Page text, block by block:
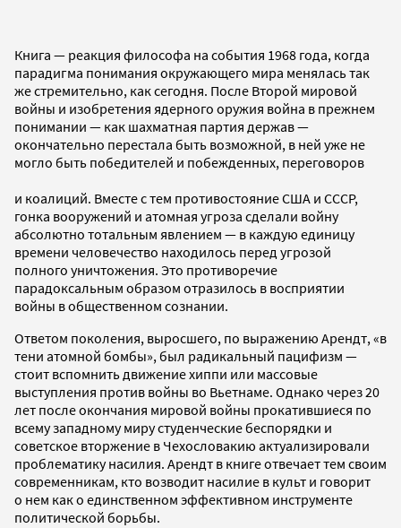
Книга — реакция философа на события 1968 года, когда
парадигма понимания окружающего мира менялась так
же стремительно, как сегодня. После Второй мировой
войны и изобретения ядерного оружия война в прежнем
понимании — как шахматная партия держав —
окончательно перестала быть возможной, в ней уже не
могло быть победителей и побежденных, переговоров
и коалиций. Вместе с тем противостояние США и СССР,
гонка вооружений и атомная угроза сделали войну
абсолютно тотальным явлением — в каждую единицу
времени человечество находилось перед угрозой
полного уничтожения. Это противоречие
парадоксальным образом отразилось в восприятии
войны в общественном сознании.
Ответом поколения, выросшего, по выражению Арендт, «в
тени атомной бомбы», был радикальный пацифизм —
стоит вспомнить движение хиппи или массовые
выступления против войны во Вьетнаме. Однако через 20
лет после окончания мировой войны прокатившиеся по
всему западному миру студенческие беспорядки и
советское вторжение в Чехословакию актуализировали
проблематику насилия. Арендт в книге отвечает тем своим
современникам, кто возводит насилие в культ и говорит
о нем как о единственном эффективном инструменте
политической борьбы.